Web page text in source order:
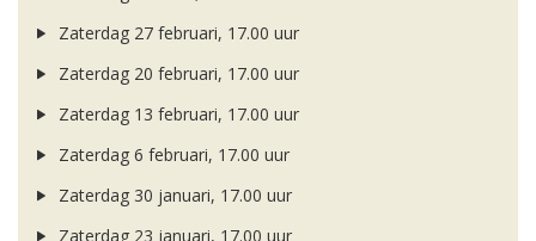
Zaterdag 27 februari, 17.00 uur
Zaterdag 20 februari, 17.00 uur
Zaterdag 13 februari, 17.00 uur
Zaterdag 6 februari, 17.00 uur
Zaterdag 30 januari, 17.00 uur
Zaterdag 23 januari, 17.00 uur